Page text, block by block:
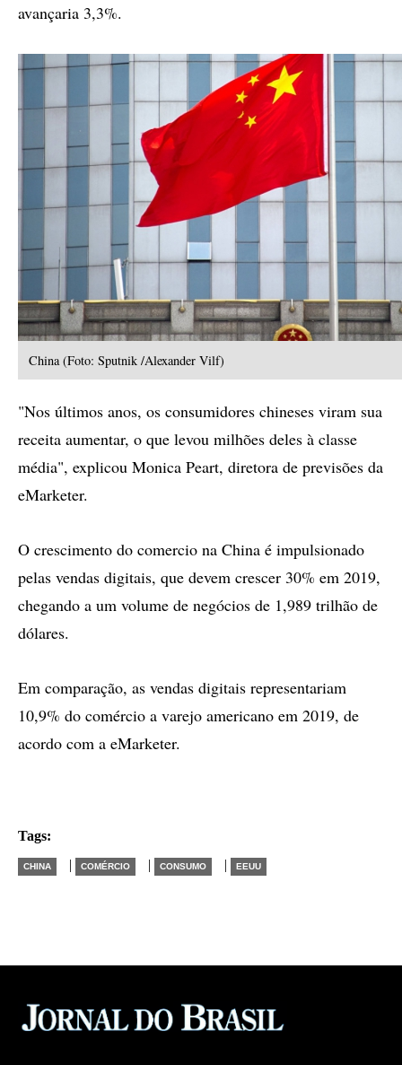
avançaria 3,3%.
China (Foto: Sputnik /Alexander Vilf)
"Nos últimos anos, os consumidores chineses viram sua
receita aumentar, o que levou milhões deles à classe
média", explicou Monica Peart, diretora de previsões da
eMarketer.
O crescimento do comercio na China é impulsionado
pelas vendas digitais, que devem crescer 30% em 2019,
chegando a um volume de negócios de 1,989 trilhão de
dólares.
Em comparação, as vendas digitais representariam
10,9% do comércio a varejo americano em 2019, de
acordo com a eMarketer.
Tags:
CHINA | COMÉRCIO | CONSUMO | EEUU